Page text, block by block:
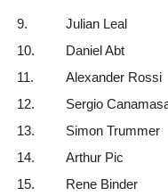
9. Julian Leal
10.
Daniel Abt
11.
Alexander Rossi
12.
Sergio
13.
Simon Trummer
14.
Arthur Pic
15.
Rene Binder